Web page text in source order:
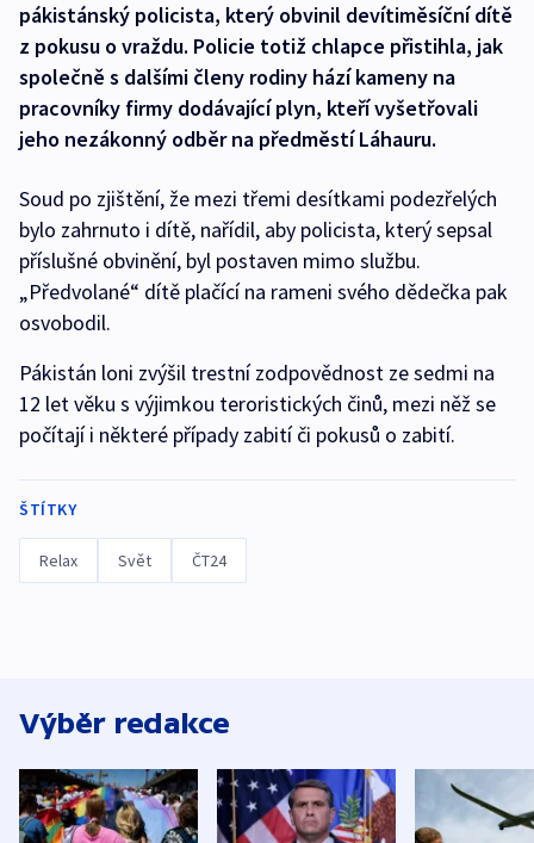
pákistánský policista, který obvinil devítiměsíční dítě
z pokusu o vraždu. Policie totiž chlapce přistihla, jak
společně s dalšími členy rodiny hází kameny na
pracovníky firmy dodávající plyn, kteří vyšetřovali
jeho nezákonný odběr na předměstí Láhauru.
Soud po zjištění, že mezi třemi desítkami podezřelých
bylo zahrnuto i dítě, nařídil, aby policista, který sepsal
příslušné obvinění, byl postaven mimo službu.
„Předvolané“ dítě plačící na rameni svého dědečka pak
osvobodil.
Pákistán loni zvýšil trestní zodpovědnost ze sedmi na
12 let věku s výjimkou teroristických činů, mezi něž se
počítají i některé případy zabití či pokusů o zabití.
ŠTÍTKY
Relax Svět ČT24
Výběr redakce